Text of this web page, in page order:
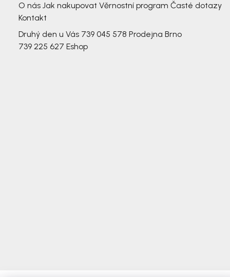
O nás Jak nakupovat Věrnostní program Časté dotazy
Kontakt
Druhý den u Vás 739 045 578 Prodejna Brno
739 225 627 Eshop